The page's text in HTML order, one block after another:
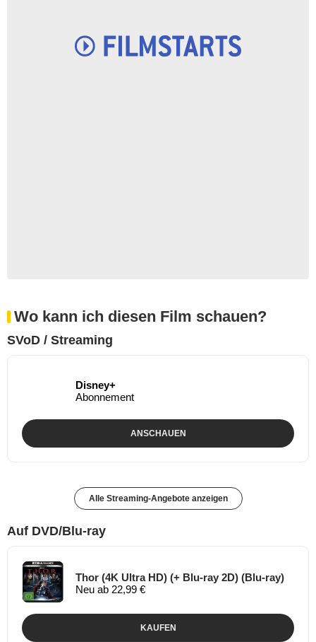
Wo kann ich diesen Film schauen?
SVoD / Streaming
Disney+
Abonnement
ANSCHAUEN
Alle Streaming-Angebote anzeigen
Auf DVD/Blu-ray
Thor (4K Ultra HD) (+ Blu-ray 2D) (Blu-ray)
Neu ab 22,99 €
KAUFEN